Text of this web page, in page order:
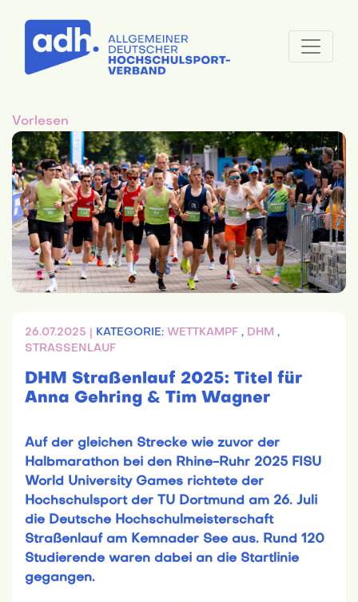
Vorlesen
26.07.2025 | KATEGORIE: WETTKAMPF , DHM ,
STRASSENLAUF
DHM Straßenlauf 2025: Titel für
Anna Gehring & Tim Wagner
Auf der gleichen Strecke wie zuvor der
Halbmarathon bei den Rhine-Ruhr 2025 FISU
World University Games richtete der
Hochschulsport der TU Dortmund am 26. Juli
die Deutsche Hochschulmeisterschaft
Straßenlauf am Kemnader See aus. Rund 120
Studierende waren dabei an die Startlinie
gegangen.